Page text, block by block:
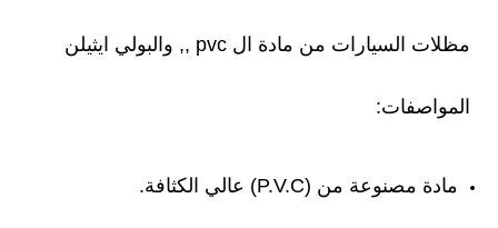
مظلات السيارات من مادة ال pvc ,, والبولي ايثيلن
المواصفات:
مادة مصنوعة من (P.V.C) عالي الكثافة.